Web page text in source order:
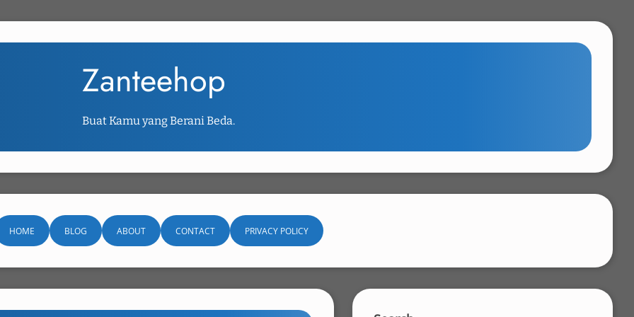
Zanteehop
Buat Kamu yang Berani Beda.
HOME BLOG ABOUT CONTACT PRIVACY POLICY